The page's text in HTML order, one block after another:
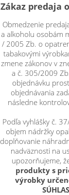
DIY
VATY
DRÔTY
PREDMOTANÉ
DIY NÁRADIE
Řadit podle:
Zákaz predaja
Obmedzenie
a alkoholu osobám
/ 2005 Zb. o
tabakovými
zmene zákonov v
a č. 305/2009
objednávku
objednávania
následne
Podľa vyhlášky č.
objem nádržky
doplňovanie
nadväznosti na
upozorňujeme,
produkty s
výrobky